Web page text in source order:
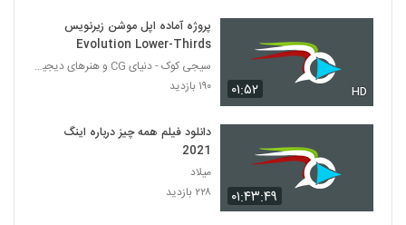
۰۱:۵۲ HD
پروژه آماده اپل موشن زیرنویس
Evolution Lower-Thirds
سیجی کوک - دنیای CG و هنرهای دیجیتال
۱۹۰ بازدید
۰۱:۴۳:۴۹
دانلود فیلم همه چیز درباره اینگ
2021
میلاد
۲۲۸ بازدید